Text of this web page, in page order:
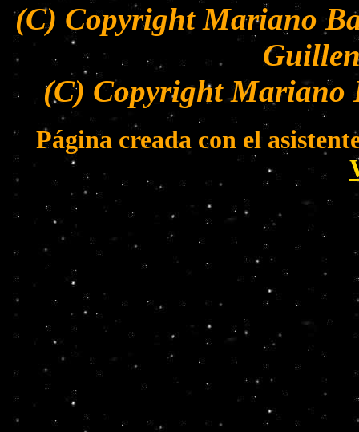
(C) Copyright Mariano
(C) Copyright Mariano
Página creada con el